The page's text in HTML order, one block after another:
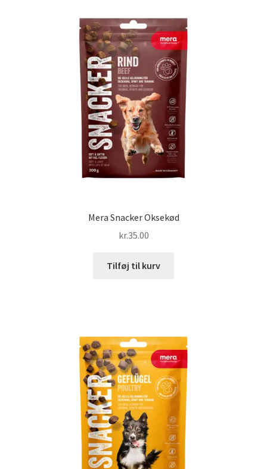
Mera Snacker Oksekød
kr.35.00
Tilføj til kurv